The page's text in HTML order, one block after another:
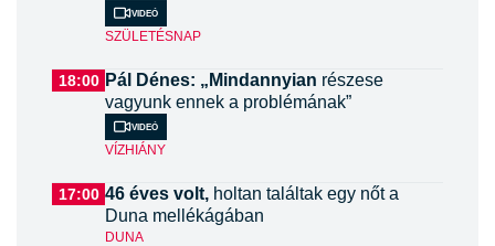
Videó
SZÜLETÉSNAP
18:00 Pál Dénes: „Mindannyian részese
vagyunk ennek a problémának”
Videó
VÍZHIÁNY
17:00 46 éves volt, holtan találtak egy nőt a
Duna mellékágában
DUNA